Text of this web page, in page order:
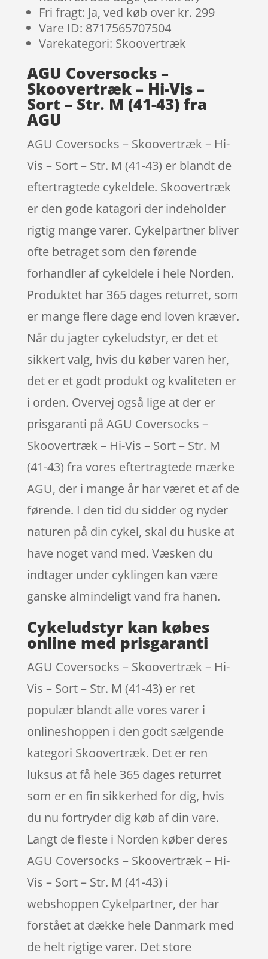
Fri fragt: Ja, ved køb over kr. 299
Vare ID: 8717565707504
Varekategori: Skoovertræk
AGU Coversocks –
Skoovertræk – Hi-Vis –
Sort – Str. M (41-43) fra
AGU
AGU Coversocks – Skoovertræk – Hi-
Vis – Sort – Str. M (41-43) er blandt de
eftertragtede cykeldele. Skoovertræk
er den gode katagori der indeholder
rigtig mange varer. Cykelpartner bliver
ofte betraget som den førende
forhandler af cykeldele i hele Norden.
Produktet har 365 dages returret, som
er mange flere dage end loven kræver.
Når du jagter cykeludstyr, er det et
sikkert valg, hvis du køber varen her,
det er et godt produkt og kvaliteten er
i orden. Overvej også lige at der er
prisgaranti på AGU Coversocks –
Skoovertræk – Hi-Vis – Sort – Str. M
(41-43) fra vores eftertragtede mærke
AGU, der i mange år har været et af de
førende. I den tid du sidder og nyder
naturen på din cykel, skal du huske at
have noget vand med. Væsken du
indtager under cyklingen kan være
ganske almindeligt vand fra hanen.
Cykeludstyr kan købes
online med prisgaranti
AGU Coversocks – Skoovertræk – Hi-
Vis – Sort – Str. M (41-43) er ret
populær blandt alle vores varer i
onlineshoppen i den godt sælgende
kategori Skoovertræk. Det er ren
luksus at få hele 365 dages returret
som er en fin sikkerhed for dig, hvis
du nu fortryder dig køb af din vare.
Langt de fleste i Norden køber deres
AGU Coversocks – Skoovertræk – Hi-
Vis – Sort – Str. M (41-43) i
webshoppen Cykelpartner, der har
forstået at dække hele Danmark med
de helt rigtige varer. Det store